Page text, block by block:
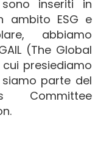
inseriti in
ambito ESG e
abbiamo
(The Global
presiediamo
siamo parte del
Committee